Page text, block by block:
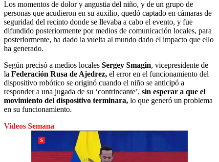
Los momentos de dolor y angustia del niño, y de un grupo de
personas que acudieron en su auxilio, quedó captado en cámaras de
seguridad del recinto donde se llevaba a cabo el evento, y fue
difundido posteriormente por medios de comunicación locales, para
posteriormente, ha dado la vuelta al mundo dado el impacto que ello
ha generado.
Según precisó a medios locales Sergey Smagin, vicepresidente de
la Federación Rusa de Ajedrez, el error en el funcionamiento del
dispositivo robótico se originó cuando el niño se anticipó a
responder a una jugada de su ‘contrincante’, sin esperar a que el
movimiento del dispositivo terminara, lo que generó un problema
en su funcionamiento.
Videos Semana